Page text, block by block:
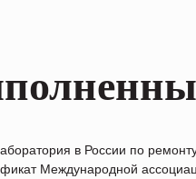
в России по
Международной